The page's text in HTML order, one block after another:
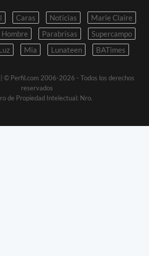
Caras Noticias
Marie Claire
Hombre Parabrisas
Supercampo
Mia Lunateen BATimes
| © Perfil.com 2006-2026 - Todos los derechos
reservados
de Propiedad Intelectual: Nro.